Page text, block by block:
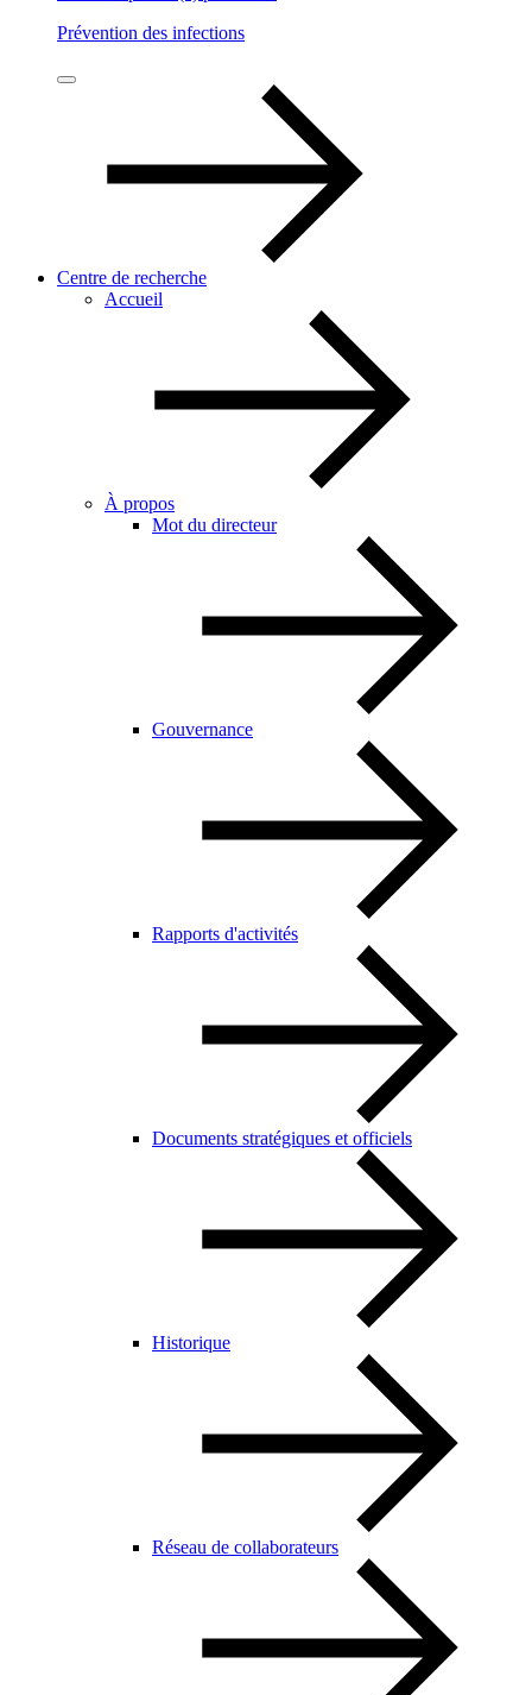
Prévention des infections
Centre de recherche
Accueil
À propos
Mot du directeur
Gouvernance
Rapports d'activités
Documents stratégiques et officiels
Historique
Réseau de collaborateurs